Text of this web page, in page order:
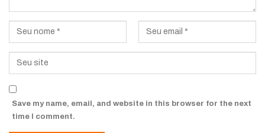
Save my name, email, and website in this browser for the next
time I comment.